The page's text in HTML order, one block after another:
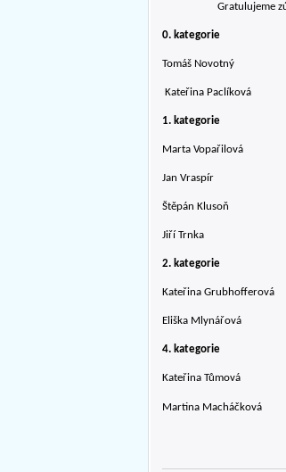
Gratulujeme
0.
Tomáš Novotný 1.
Kateřina Paclíková
1. kategorie
Marta Vopařilová 1.
Jan Vraspír 2.
Štěpán Klusoň
Jiří Trnka 3.
2. kategorie
Kateřina
Eliška Mlynářová
4. kategorie
Kateřina Tůmová 1.
Martina Macháčková